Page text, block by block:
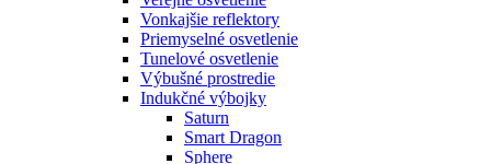
Vonkajšie reflektory
Priemyselné osvetlenie
Tunelové osvetlenie
Výbušné prostredie
Indukčné výbojky
Saturn
Smart Dragon
Sphere